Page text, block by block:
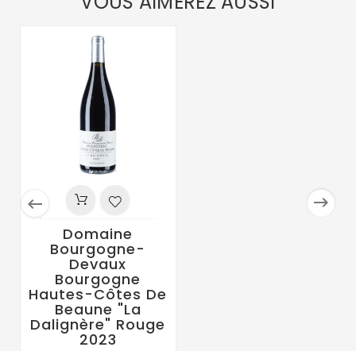
 
Domaine
Bourgogne-
Devaux
Bourgogne
Hautes-Côtes De
Beaune "La
Dalignère" Rouge
2023